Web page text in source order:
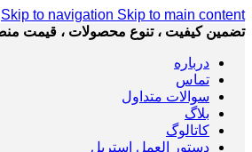
Skip to navigation Skip to main content
تضمین کیفیت ، تنوع محصولات ، قیمت
درباره
تماس
سوالات متداول
بلاگ
کاتالوگ
دستور العمل استریل